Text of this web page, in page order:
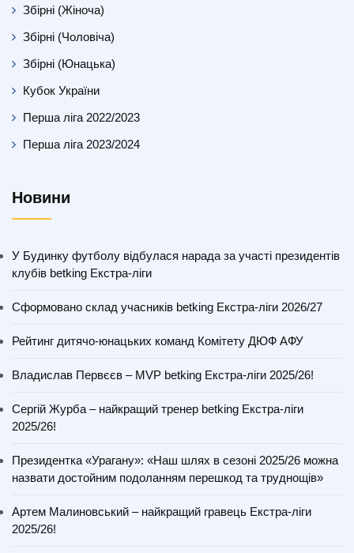
Збірні (Жіноча)
Збірні (Чоловіча)
Збірні (Юнацька)
Кубок України
Перша ліга 2022/2023
Перша ліга 2023/2024
Новини
У Будинку футболу відбулася нарада за участі президентів
клубів betking Екстра-ліги
Сформовано склад учасників betking Екстра-ліги 2026/27
Рейтинг дитячо-юнацьких команд Комітету ДЮФ АФУ
Владислав Первєєв – MVP betking Екстра-ліги 2025/26!
Сергій Журба – найкращий тренер betking Екстра-ліги
2025/26!
Президентка «Урагану»: «Наш шлях в сезоні 2025/26 можна
назвати достойним подоланням перешкод та труднощів»
Артем Малиновський – найкращий гравець Екстра-ліги
2025/26!